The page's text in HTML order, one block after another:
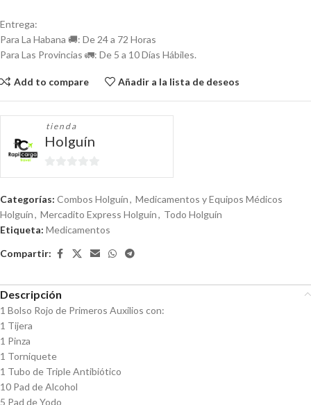
Entrega:
Para La Habana 🚚: De 24 a 72 Horas
Para Las Provincias 🚛: De 5 a 10 Días Hábiles.
Add to compare Añadir a la lista de deseos
tienda
Holguín
0
Categorías: Combos Holguín, Medicamentos y Equipos Médicos
Holguín, Mercadito Express Holguín, Todo Holguín
Etiqueta: Medicamentos
Compartir:
Descripción
1 Bolso Rojo de Primeros Auxilios con:
1 Tijera
1 Pinza
1 Torniquete
1 Tubo de Triple Antibiótico
10 Pad de Alcohol
5 Pad de Yodo